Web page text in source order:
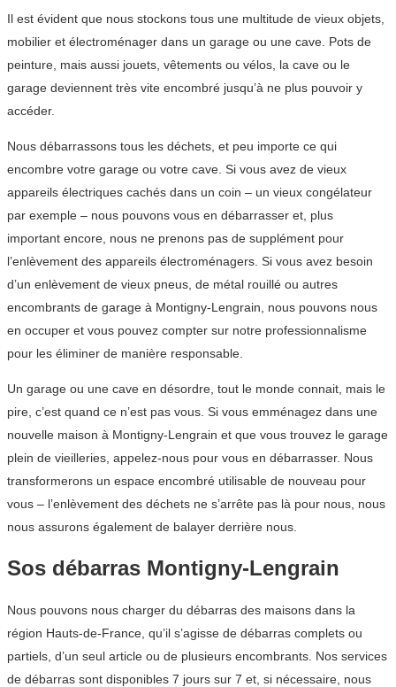
Il est évident que nous stockons tous une multitude de vieux objets,
mobilier et électroménager dans un garage ou une cave. Pots de
peinture, mais aussi jouets, vêtements ou vélos, la cave ou le
garage deviennent très vite encombré jusqu’à ne plus pouvoir y
accéder.
Nous débarrassons tous les déchets, et peu importe ce qui
encombre votre garage ou votre cave. Si vous avez de vieux
appareils électriques cachés dans un coin – un vieux congélateur
par exemple – nous pouvons vous en débarrasser et, plus
important encore, nous ne prenons pas de supplément pour
l’enlèvement des appareils électroménagers. Si vous avez besoin
d’un enlèvement de vieux pneus, de métal rouillé ou autres
encombrants de garage à Montigny-Lengrain, nous pouvons nous
en occuper et vous pouvez compter sur notre professionnalisme
pour les éliminer de manière responsable.
Un garage ou une cave en désordre, tout le monde connait, mais le
pire, c’est quand ce n’est pas vous. Si vous emménagez dans une
nouvelle maison à Montigny-Lengrain et que vous trouvez le garage
plein de vieilleries, appelez-nous pour vous en débarrasser. Nous
transformerons un espace encombré utilisable de nouveau pour
vous – l’enlèvement des déchets ne s’arrête pas là pour nous, nous
nous assurons également de balayer derrière nous.
Sos débarras Montigny-Lengrain
Nous pouvons nous charger du débarras des maisons dans la
région Hauts-de-France, qu’il s’agisse de débarras complets ou
partiels, d’un seul article ou de plusieurs encombrants. Nos services
de débarras sont disponibles 7 jours sur 7 et, si nécessaire, nous